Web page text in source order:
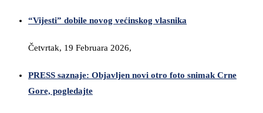
“Vijesti” dobile novog većinskog vlasnika
Četvrtak, 19 Februara 2026,
PRESS saznaje: Objavljen novi otro foto snimak Crne
Gore, pogledajte